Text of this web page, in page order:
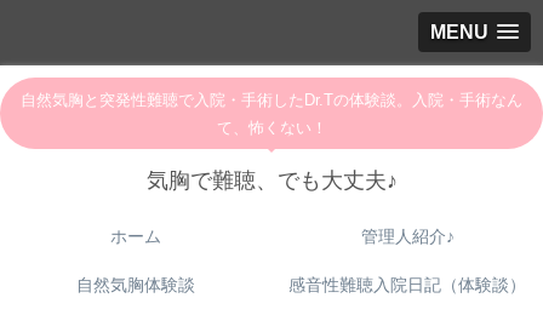
MENU
自然気胸と突発性難聴で入院・手術したDr.Tの体験談。入院・手術なん
て、怖くない！
気胸で難聴、でも大丈夫♪
ホーム 管理人紹介♪
自然気胸体験談 感音性難聴入院日記（体験談）